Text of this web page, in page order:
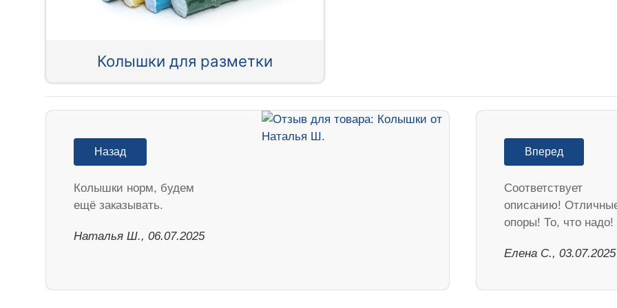
Колышки для разметки
Назад
Колышки норм, будем
ещё заказывать.
Наталья Ш., 06.07.2025
Вперед
Соответствует
описанию!
опоры! То, что надо!
Елена С., 03.07.2025